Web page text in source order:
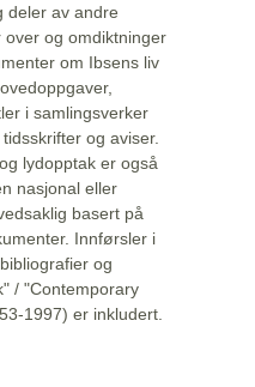
deler av andre
over og omdiktninger
om Ibsens liv
i samlingsverker
og aviser.
lydopptak er også
nasjonal eller
basert på
Innførsler i
og
/ "Contemporary
1997) er inkludert.